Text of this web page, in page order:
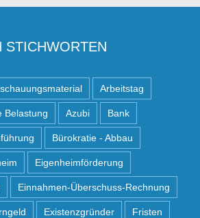
STICHWORTEN
Arbeitstag
Belastung Azubi Bank
Bürokratie - Abbau
Eigenheimförderung
Einnahmen-Überschuss-Rechnung
Existenzgründer Fristen